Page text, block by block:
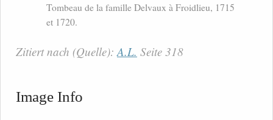
Tombeau de la famille Delvaux à Froidlieu, 1715
et 1720.
Zitiert nach (Quelle): A.L. Seite 318
Image Info